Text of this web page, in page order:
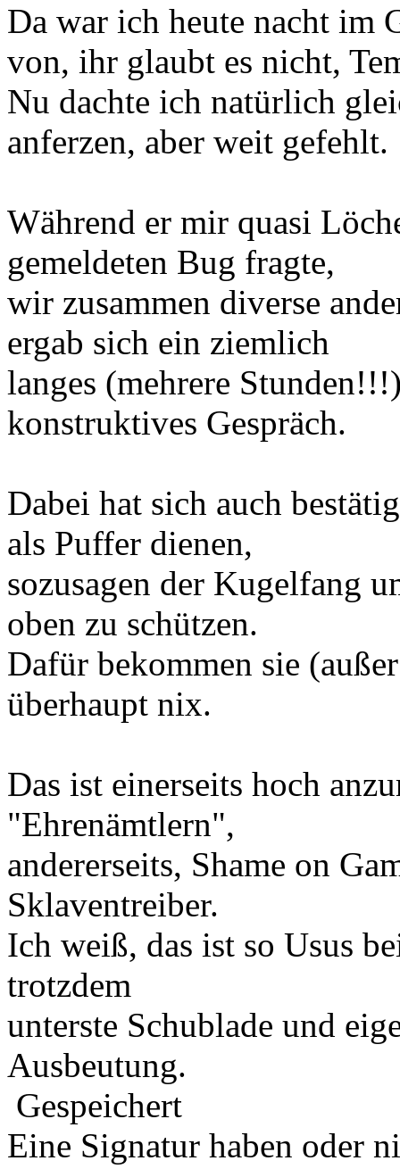
Da war ich heute nacht im
von, ihr glaubt es nicht,
Nu dachte ich natürlich
anferzen, aber weit gefehlt.
Während er mir quasi
gemeldeten Bug fragte,
wir zusammen diverse
ergab sich ein ziemlich
langes (mehrere
konstruktives Gespräch.
Dabei hat sich auch
als Puffer dienen,
sozusagen der Kugelfang
oben zu schützen.
Dafür bekommen sie
überhaupt nix.
Das ist einerseits hoch
"Ehrenämtlern",
andererseits, Shame on
Sklaventreiber.
Ich weiß, das ist so Usus
trotzdem
unterste Schublade und
Ausbeutung.
Gespeichert
Eine Signatur haben oder